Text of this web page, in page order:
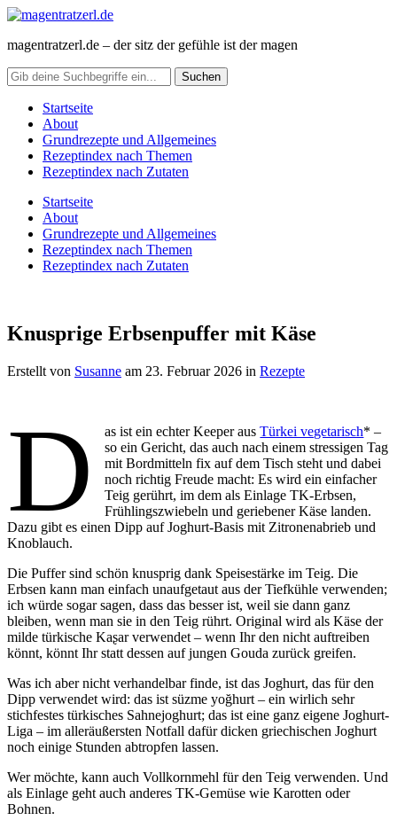
magentratzerl.de – der sitz der gefühle ist der magen
Startseite
About
Grundrezepte und Allgemeines
Rezeptindex nach Themen
Rezeptindex nach Zutaten
Startseite
About
Grundrezepte und Allgemeines
Rezeptindex nach Themen
Rezeptindex nach Zutaten
Knusprige Erbsenpuffer mit Käse
Erstellt von Susanne am 23. Februar 2026 in Rezepte
D as ist ein echter Keeper ausTürkei vegetarisch* –
so ein Gericht, das auch nach einem stressigen Tag
mit Bordmitteln fix auf dem Tisch steht und dabei
noch richtig Freude macht: Es wird ein einfacher
Teig gerührt, im dem als Einlage TK-Erbsen,
Frühlingszwiebeln und geriebener Käse landen.
Dazu gibt es einen Dipp auf Joghurt-Basis mit Zitronenabrieb und
Knoblauch.
Die Puffer sind schön knusprig dank Speisestärke im Teig. Die
Erbsen kann man einfach unaufgetaut aus der Tiefkühle verwenden;
ich würde sogar sagen, dass das besser ist, weil sie dann ganz
bleiben, wenn man sie in den Teig rührt. Original wird als Käse der
milde türkische Kaʂar verwendet – wenn Ihr den nicht auftreiben
könnt, könnt Ihr statt dessen auf jungen Gouda zurück greifen.
Was ich aber nicht verhandelbar finde, ist das Joghurt, das für den
Dipp verwendet wird: das ist süzme yoğhurt – ein wirlich sehr
stichfestes türkisches Sahnejoghurt; das ist eine ganz eigene Joghurt-
Liga – im alleräußersten Notfall dafür dicken griechischen Joghurt
noch einige Stunden abtropfen lassen.
Wer möchte, kann auch Vollkornmehl für den Teig verwenden. Und
als Einlage geht auch anderes TK-Gemüse wie Karotten oder
Bohnen.